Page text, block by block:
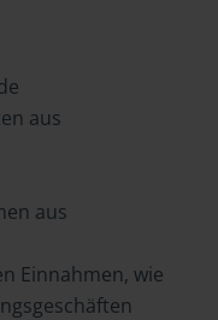
aus
aus
Einnahmen, wie